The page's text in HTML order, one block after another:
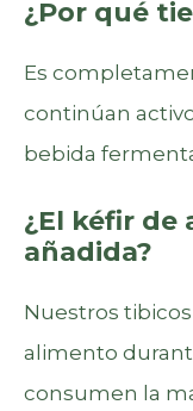
¿Por qué
Es
continúan
bebida
¿El kéfir de
añadida?
Nuestros
alimento
consumen la